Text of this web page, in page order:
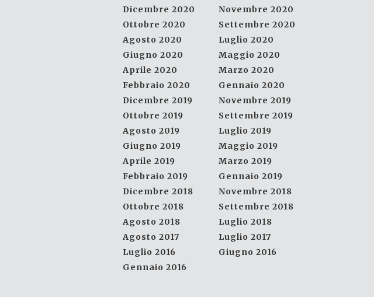
Dicembre 2020
Novembre 2020
Ottobre 2020
Settembre 2020
Agosto 2020
Luglio 2020
Giugno 2020
Maggio 2020
Aprile 2020
Marzo 2020
Febbraio 2020
Gennaio 2020
Dicembre 2019
Novembre 2019
Ottobre 2019
Settembre 2019
Agosto 2019
Luglio 2019
Giugno 2019
Maggio 2019
Aprile 2019
Marzo 2019
Febbraio 2019
Gennaio 2019
Dicembre 2018
Novembre 2018
Ottobre 2018
Settembre 2018
Agosto 2018
Luglio 2018
Agosto 2017
Luglio 2017
Luglio 2016
Giugno 2016
Gennaio 2016